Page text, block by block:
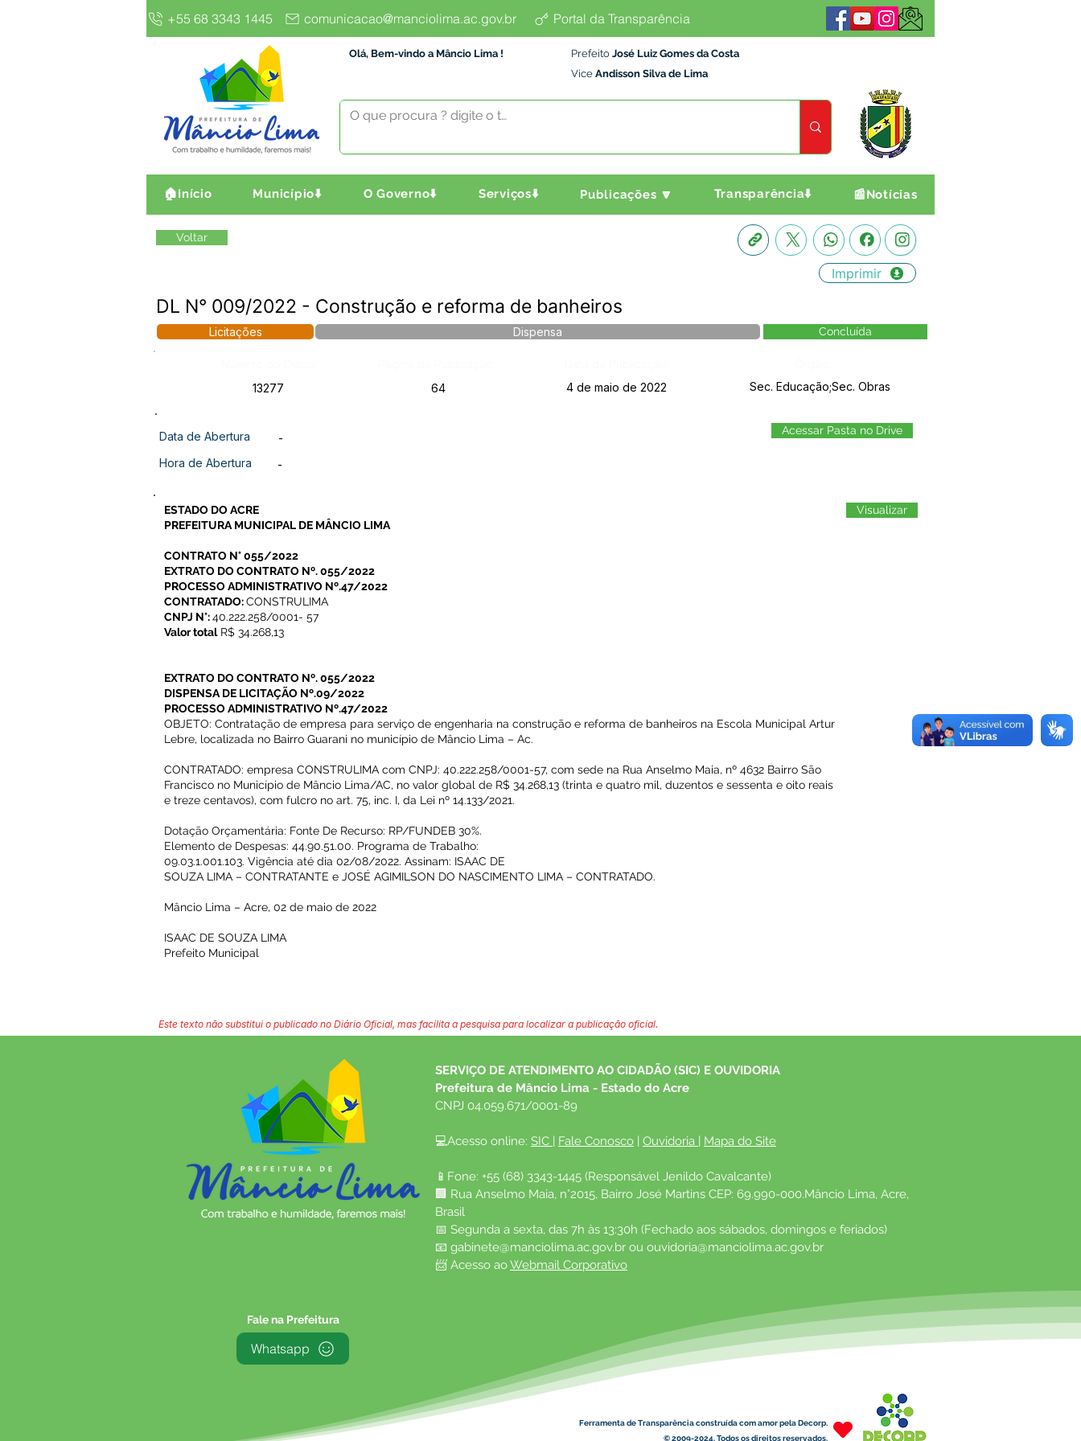
+55 68 3343 1445 comunicacao@manciolima.ac.gov.br Portal da Transparência
Olá, Bem-vindo a Mâncio Lima ! Prefeito José Luiz Gomes da Costa
Vice Andisson Silva de Lima
🏠Início Município⬇️ O Governo⬇️ Serviços⬇️ Publicações 🔽 Transparência⬇️ 📰Notícias
Voltar
Imprimir
DL N° 009/2022 - Construção e reforma de banheiros
Licitações Dispensa Concluída
13277
64 4 de maio de 2022 Sec. Educação;Sec. Obras
Data de Abertura
-
Hora de Abertura
-
Acessar Pasta no Drive
ESTADO DO ACRE
PREFEITURA MUNICIPAL DE MÂNCIO LIMA
CONTRATO N° 055/2022
EXTRATO DO CONTRATO Nº. 055/2022
PROCESSO ADMINISTRATIVO Nº.47/2022
CONTRATADO:CONSTRULIMA
CNPJ N°:40.222.258/0001- 57
Valor totalR$ 34.268,13
EXTRATO DO CONTRATO Nº. 055/2022
DISPENSA DE LICITAÇÃO Nº.09/2022
PROCESSO ADMINISTRATIVO Nº.47/2022
OBJETO: Contratação de empresa para serviço de engenharia na construção e reforma de banheiros na Escola Municipal Artur
Lebre, localizada no Bairro Guarani no município de Mâncio Lima – Ac.
CONTRATADO: empresa CONSTRULIMA com CNPJ: 40.222.258/0001-57, com sede na Rua Anselmo Maia, nº 4632 Bairro São
Francisco no Município de Mâncio Lima/AC, no valor global de R$ 34.268,13 (trinta e quatro mil, duzentos e sessenta e oito reais
e treze centavos), com fulcro no art. 75, inc. I, da Lei nº 14.133/2021.
Dotação Orçamentária: Fonte De Recurso: RP/FUNDEB 30%.
Elemento de Despesas: 44.90.51.00. Programa de Trabalho:
09.03.1.001.103. Vigência até dia 02/08/2022. Assinam: ISAAC DE
SOUZA LIMA – CONTRATANTE e JOSÉ AGIMILSON DO NASCIMENTO LIMA – CONTRATADO.
Mâncio Lima – Acre, 02 de maio de 2022
ISAAC DE SOUZA LIMA
Prefeito Municipal
Visualizar
Este texto não substitui o publicado no Diário Oficial, mas facilita a pesquisa para localizar a publicação oficial.
SERVIÇO DE ATENDIMENTO AO CIDADÃO (SIC) E OUVIDORIA
Prefeitura de Mâncio Lima - Estado do Acre
CNPJ 04.059.671/0001-89
💻Acesso online: SIC | Fale Conosco | Ouvidoria | Mapa do Site
📱Fone: +55 (68) 3343-1445 (Responsável Jenildo Cavalcante)
🏢 Rua Anselmo Maia, n°2015, Bairro José Martins CEP: 69.990-000.Mâncio Lima, Acre,
Brasil
📅 Segunda a sexta, das 7h às 13:30h (Fechado aos sábados, domingos e feriados)
📧 gabinete@manciolima.ac.gov.br ou ouvidoria@manciolima.ac.gov.br
📨 Acesso ao Webmail Corporativo
Fale na Prefeitura
Whatsapp
Ferramenta de Transparência construída com amor pela Decorp.
© 2009-2024. Todos os direitos reservados.